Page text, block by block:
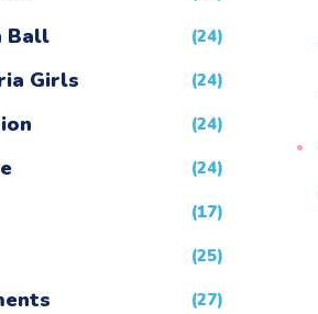
Ball (24)
Girls (24)
(24)
(24)
(17)
(25)
(27)